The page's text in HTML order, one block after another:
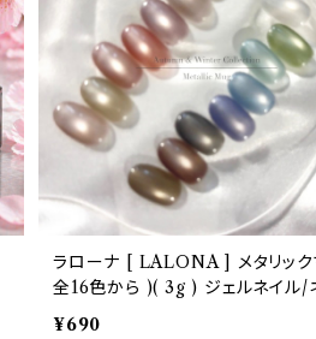
ラローナ [ LALONA ] メタリック
全16色から )( 3g ) ジェルネイル/
ル/セルフネイル/マグジェル/韓国
¥690